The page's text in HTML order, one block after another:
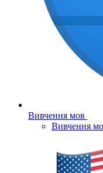
Вивчення мов
Вивчення